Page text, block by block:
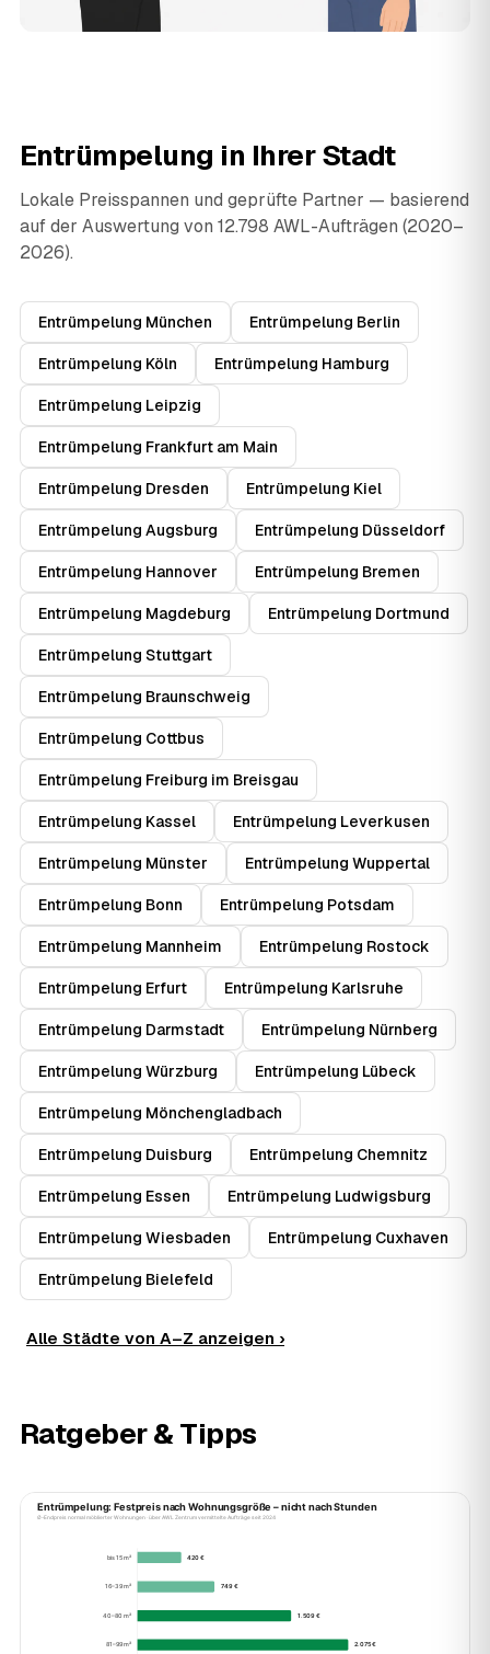
Entrümpelung in Ihrer Stadt
Lokale Preisspannen und geprüfte Partner — basierend
auf der Auswertung von 12.798 AWL-Aufträgen (2020–
2026).
Entrümpelung München Entrümpelung Berlin
Entrümpelung Köln Entrümpelung Hamburg
Entrümpelung Leipzig
Entrümpelung Frankfurt am Main
Entrümpelung Dresden Entrümpelung Kiel
Entrümpelung Augsburg Entrümpelung Düsseldorf
Entrümpelung Hannover Entrümpelung Bremen
Entrümpelung Magdeburg Entrümpelung Dortmund
Entrümpelung Stuttgart
Entrümpelung Braunschweig
Entrümpelung Cottbus
Entrümpelung Freiburg im Breisgau
Entrümpelung Kassel Entrümpelung Leverkusen
Entrümpelung Münster Entrümpelung Wuppertal
Entrümpelung Bonn Entrümpelung Potsdam
Entrümpelung Mannheim Entrümpelung Rostock
Entrümpelung Erfurt Entrümpelung Karlsruhe
Entrümpelung Darmstadt Entrümpelung Nürnberg
Entrümpelung Würzburg Entrümpelung Lübeck
Entrümpelung Mönchengladbach
Entrümpelung Duisburg Entrümpelung Chemnitz
Entrümpelung Essen Entrümpelung Ludwigsburg
Entrümpelung Wiesbaden Entrümpelung Cuxhaven
Entrümpelung Bielefeld
Alle Städte von A–Z anzeigen ›
Ratgeber & Tipps